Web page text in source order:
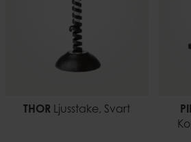
THOR Ljusstake, Svart